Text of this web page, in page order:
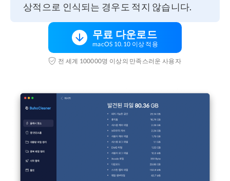
상적으로 인식되는 경우도 적지 않습니다.
무료 다운로드
macOS 10.10 이상 적용
전 세계 100000명 이상의 만족스러운 사용자